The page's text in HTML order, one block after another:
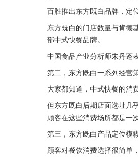
百胜推出东方既白品牌，定
东方既白的门店数量与肯德
部中式快餐品牌。
中国食品产业分析师朱丹蓬
第二，东方既白一系列经营
大家都知道，中式快餐的消
但东方既白后期店面选址几
顾客在这些消费场所都是一
第三，东方既白产品定位模
顾客对餐饮消费选择很简单